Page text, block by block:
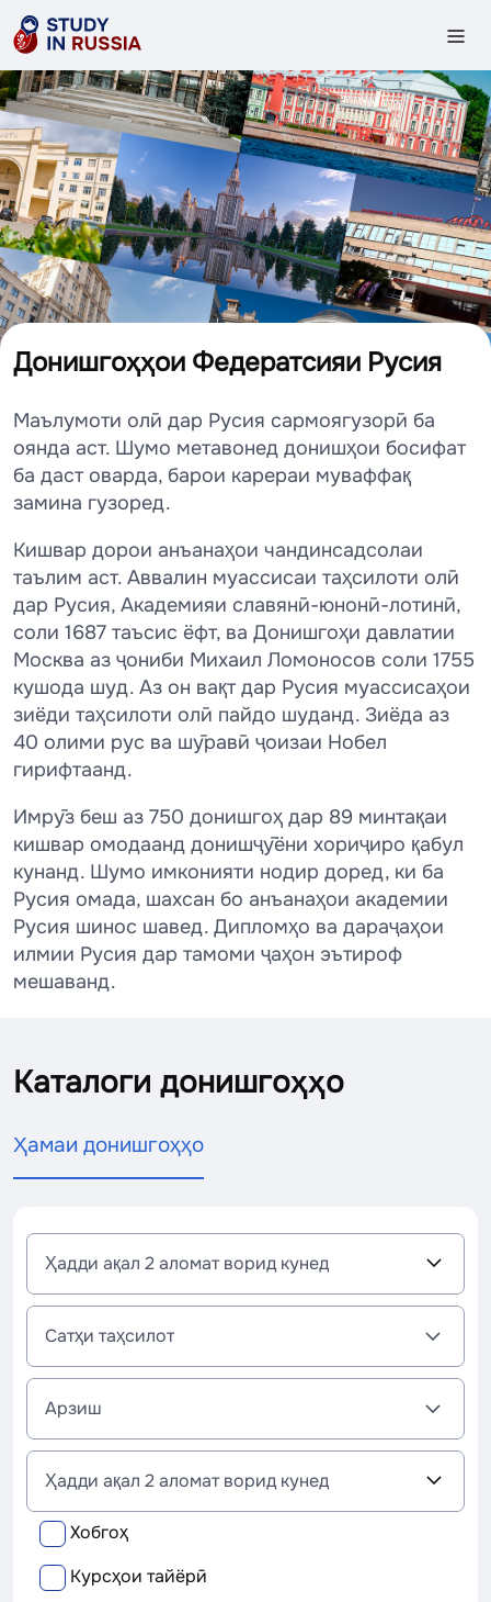
Донишгоҳҳои Федератсияи Русия
Маълумоти олӣ дар Русия сармоягузорӣ ба
оянда аст. Шумо метавонед донишҳои босифат
ба даст оварда, барои карераи муваффақ
замина гузоред.
Кишвар дорои анъанаҳои чандинсадсолаи
таълим аст. Аввалин муассисаи таҳсилоти олӣ
дар Русия, Академияи славянӣ-юнонӣ-лотинӣ,
соли 1687 таъсис ёфт, ва Донишгоҳи давлатии
Москва аз ҷониби Михаил Ломоносов соли 1755
кушода шуд. Аз он вақт дар Русия муассисаҳои
зиёди таҳсилоти олӣ пайдо шуданд. Зиёда аз
40 олими рус ва шӯравӣ ҷоизаи Нобел
гирифтаанд.
Имрӯз беш аз 750 донишгоҳ дар 89 минтақаи
кишвар омодаанд донишҷӯёни хориҷиро қабул
кунанд. Шумо имконияти нодир доред, ки ба
Русия омада, шахсан бо анъанаҳои академии
Русия шинос шавед. Дипломҳо ва дараҷаҳои
илмии Русия дар тамоми ҷаҳон эътироф
мешаванд.
Каталоги донишгоҳҳо
Ҳамаи донишгоҳҳо
Д
н
и
г
о
Ҳадди ақал 2 аломат ворид кунед
Сатҳи таҳсилот
Арзиш
И
т
Ҳадди ақал 2 аломат ворид кунед
Хобгоҳ
Курсҳои тайёрӣ